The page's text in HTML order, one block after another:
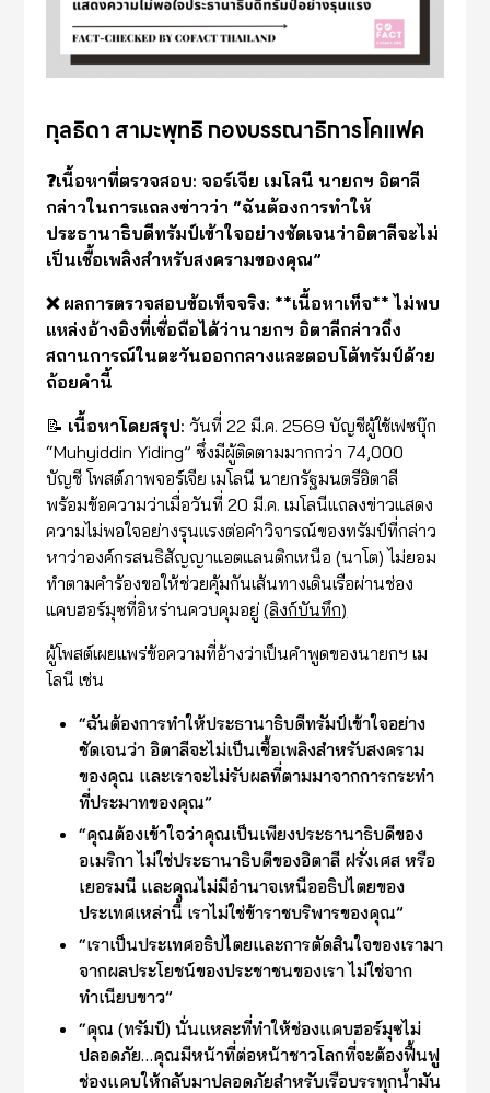
กุลธิดา สามะพุทธิ กองบรรณาธิการโคแฟค
❓เนื้อหาที่ตรวจสอบ: จอร์เจีย เมโลนี นายกฯ อิตาลี
กล่าวในการแถลงข่าวว่า “ฉันต้องการทำให้
ประธานาธิบดีทรัมป์เข้าใจอย่างชัดเจนว่าอิตาลีจะไม่
เป็นเชื้อเพลิงสำหรับสงครามของคุณ”
❌ ผลการตรวจสอบข้อเท็จจริง: **เนื้อหาเท็จ** ไม่พบ
แหล่งอ้างอิงที่เชื่อถือได้ว่านายกฯ อิตาลีกล่าวถึง
สถานการณ์ในตะวันออกกลางและตอบโต้ทรัมป์ด้วย
ถ้อยคำนี้
📝 เนื้อหาโดยสรุป: วันที่ 22 มี.ค. 2569 บัญชีผู้ใช้เฟซบุ๊ก
“Muhyiddin Yiding” ซึ่งมีผู้ติดตามมากกว่า 74,000
บัญชี โพสต์ภาพจอร์เจีย เมโลนี นายกรัฐมนตรีอิตาลี
พร้อมข้อความว่าเมื่อวันที่ 20 มี.ค. เมโลนีแถลงข่าวแสดง
ความไม่พอใจอย่างรุนแรงต่อคำวิจารณ์ของทรัมป์ที่กล่าว
หาว่าองค์กรสนธิสัญญาแอตแลนติกเหนือ (นาโต) ไม่ยอม
ทำตามคำร้องขอให้ช่วยคุ้มกันเส้นทางเดินเรือผ่านช่อง
แคบฮอร์มุซที่อิหร่านควบคุมอยู่(ลิงก์บันทึก)
ผู้โพสต์เผยแพร่ข้อความที่อ้างว่าเป็นคำพูดของนายกฯ เม
โลนี เช่น
“ฉันต้องการทำให้ประธานาธิบดีทรัมป์เข้าใจอย่าง
ชัดเจนว่า อิตาลีจะไม่เป็นเชื้อเพลิงสำหรับสงคราม
ของคุณ และเราจะไม่รับผลที่ตามมาจากการกระทำ
ที่ประมาทของคุณ”
“คุณต้องเข้าใจว่าคุณเป็นเพียงประธานาธิบดีของ
อเมริกา ไม่ใช่ประธานาธิบดีของอิตาลี ฝรั่งเศส หรือ
เยอรมนี และคุณไม่มีอำนาจเหนืออธิปไตยของ
ประเทศเหล่านี้ เราไม่ใช่ข้าราชบริพารของคุณ”
“เราเป็นประเทศอธิปไตยและการตัดสินใจของเรามา
จากผลประโยชน์ของประชาชนของเรา ไม่ใช่จาก
ทำเนียบขาว”
“คุณ (ทรัมป์) นั่นแหละที่ทำให้ช่องแคบฮอร์มุซไม่
ปลอดภัย…คุณมีหน้าที่ต่อหน้าชาวโลกที่จะต้องฟื้นฟู
ช่องแคบให้กลับมาปลอดภัยสำหรับเรือบรรทุกน้ำมัน